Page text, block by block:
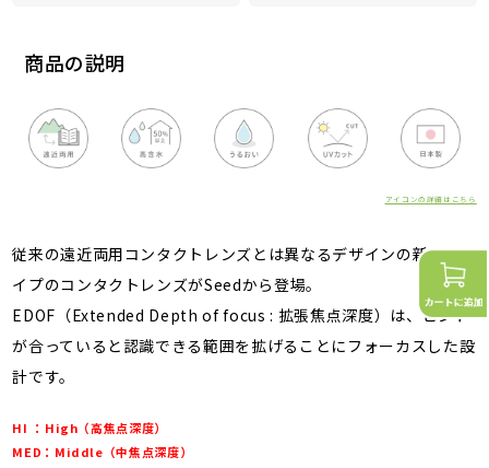
商品の説明
アイコンの詳細はこちら
従来の遠近両用コンタクトレンズとは異なるデザインの新しいタ
イプのコンタクトレンズがSeedから登場。
EDOF（Extended Depth of focus : 拡張焦点深度）は、ピント
が合っていると認識できる範囲を拡げることにフォーカスした設
計です。
HI ：High（高焦点深度）
MED：Middle（中焦点深度）